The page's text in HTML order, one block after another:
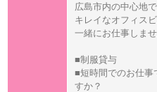
広島市内の中心地
キレイなオフィス
一緒にお仕事しま
■制服貸与
■短時間でのお仕事
すか？